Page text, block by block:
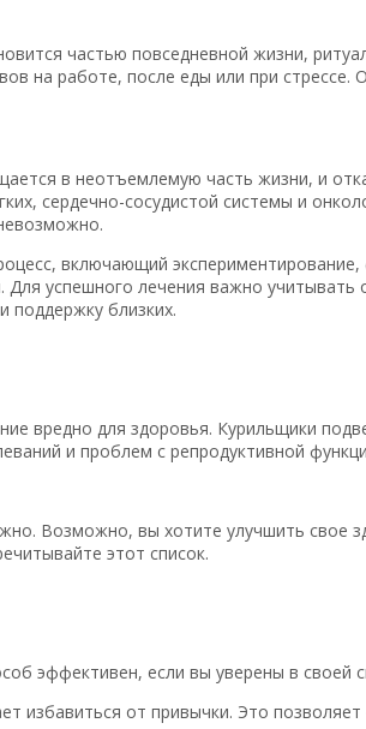
частью повседневной жизни,
на работе, после еды или при стрессе.
в неотъемлемую часть жизни, и
сердечно-сосудистой системы и
включающий
успешного лечения важно учитывать
поддержку близких.
вредно для здоровья. Курильщики
и проблем с репродуктивной
Возможно, вы хотите улучшить свое
этот список.
эффективен, если вы уверены в своей
избавиться от привычки. Это